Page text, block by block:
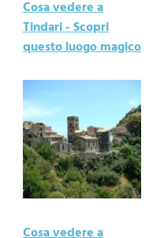
Cosa vedere a
Tindari - Scopri
questo luogo magico
Cosa vedere a